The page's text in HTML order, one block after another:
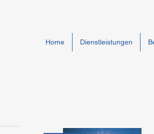
Home Dienstleistungen